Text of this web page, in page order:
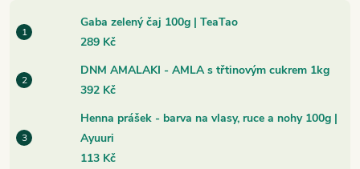
Gaba zelený čaj 100g | TeaTao
289 Kč
DNM AMALAKI - AMLA s třtinovým cukrem 1kg
392 Kč
Henna prášek - barva na vlasy, ruce a nohy 100g |
Ayuuri
113 Kč